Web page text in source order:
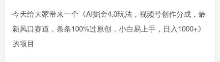
今天给大家带来一个《AI掘金4.0玩法，视频号创作分成，最
新风口赛道，条条100%过原创，小白易上手，日入1000+》
的项目